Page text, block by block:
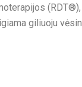
giliuoju